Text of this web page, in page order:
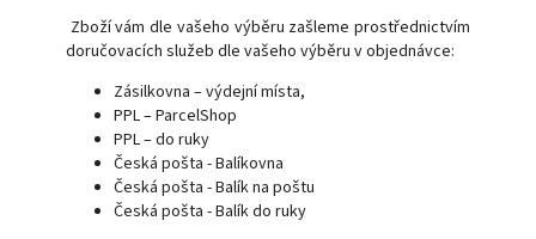
Zboží vám dle vašeho výběru zašleme prostřednictvím
doručovacích služeb dle vašeho výběru v objednávce:
Zásilkovna – výdejní místa,
PPL – ParcelShop
PPL – do ruky
Česká pošta - Balíkovna
Česká pošta - Balík na poštu
Česká pošta - Balík do ruky